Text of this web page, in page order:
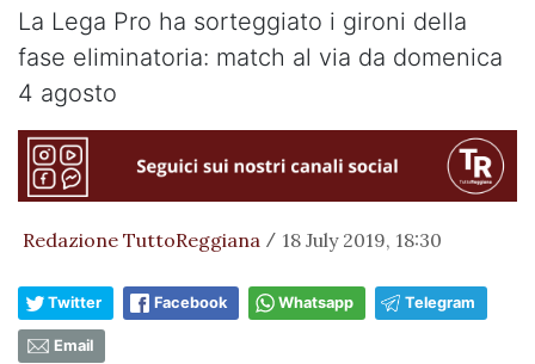
La Lega Pro ha sorteggiato i gironi della
fase eliminatoria: match al via da domenica
4 agosto
Redazione TuttoReggiana / 18 July 2019, 18:30
Twitter Facebook Whatsapp Telegram
Email